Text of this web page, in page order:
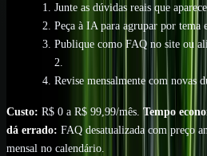
Junte as dúvidas reais que
Peça à IA para agrupar por tema
Publique como FAQ no site ou
2.
Revise mensalmente com novas
Custo: R$ 0 a R$ 99,99/mês. Tempo
dá errado: FAQ desatualizada com preço
mensal no calendário.